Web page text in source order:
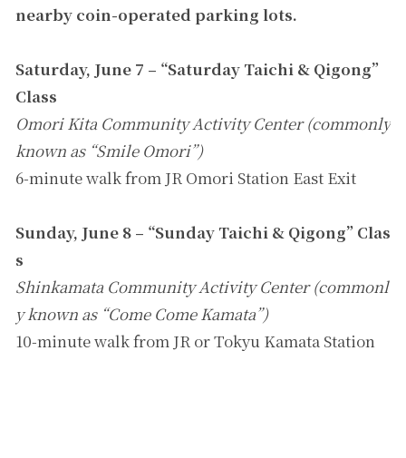
nearby coin-operated parking lots.
Saturday, June 7 – “Saturday Taichi & Qigong”
Class
Omori Kita Community Activity Center (commonly
known as “Smile Omori”)
6-minute walk from JR Omori Station East Exit
Sunday, June 8 – “Sunday Taichi & Qigong” Clas
s
Shinkamata Community Activity Center (commonl
y known as “Come Come Kamata”)
10-minute walk from JR or Tokyu Kamata Station